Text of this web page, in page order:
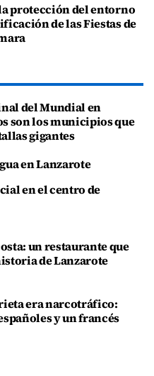
protección del entorno
de las Fiestas de
del Mundial en
son los municipios que
gigantes
en Lanzarote
en el centro de
un restaurante que
de Lanzarote
era narcotráfico:
y un francés